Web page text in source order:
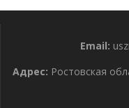
Email:
Адрес: Ростовская